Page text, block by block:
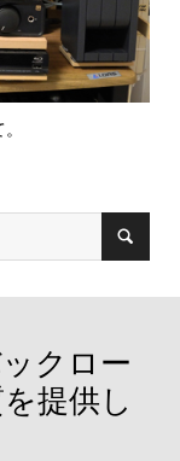
クロー
提供し